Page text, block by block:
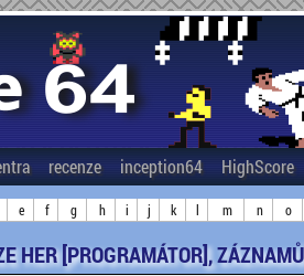
recenze inception64 HighScore
e f g h i j k l m n o
HER [PROGRAMÁTOR],